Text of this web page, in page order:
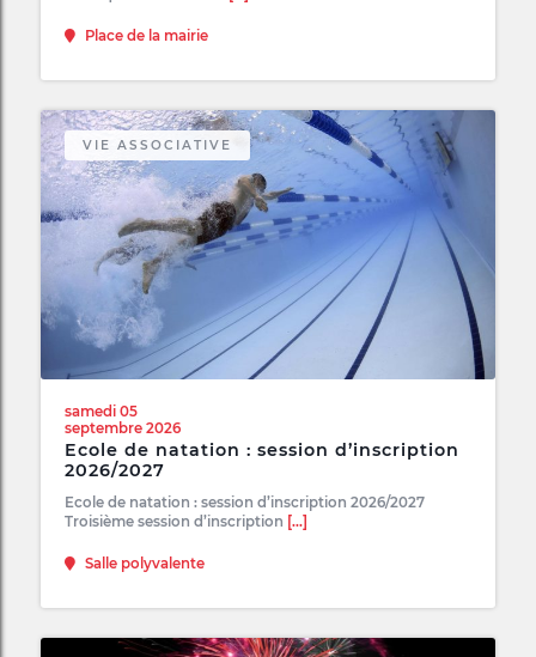
Place de la mairie
VIE ASSOCIATIVE
samedi 05
septembre 2026
Ecole de natation : session d’inscription
2026/2027
Ecole de natation : session d’inscription 2026/2027
Troisième session d’inscription [...]
Salle polyvalente